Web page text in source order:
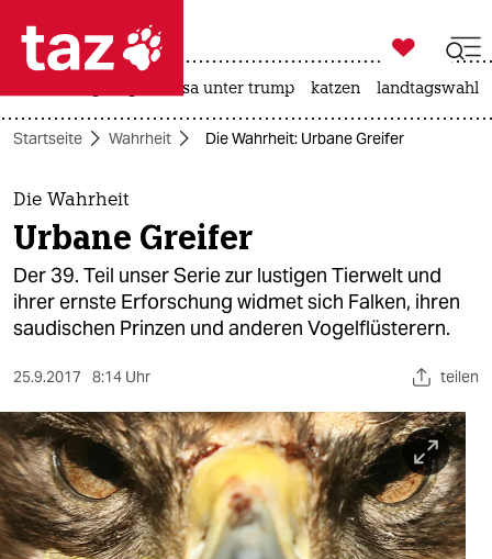
 taz zahl ich
taz zahl ich
themen
politik
öko
sport
berlin
nord

taz zahl ich
usa unter trump katzen landtagswahl
Startseite Wahrheit Die Wahrheit: Urbane Greifer
Die Wahrheit
Urbane Greifer
Der 39. Teil unser Serie zur lustigen Tierwelt und
ihrer ernste Erforschung widmet sich Falken, ihren
saudischen Prinzen und anderen Vogelflüsterern.
25.9.2017 8:14 Uhr teilen